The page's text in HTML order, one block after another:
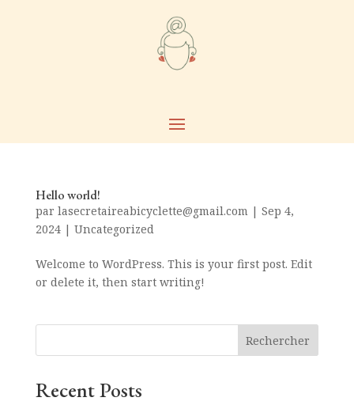
Hello world!
par lasecretaireabicyclette@gmail.com| Sep 4,
2024| Uncategorized
Welcome to WordPress. This is your first post. Edit
or delete it, then start writing!
Rechercher
Recent Posts